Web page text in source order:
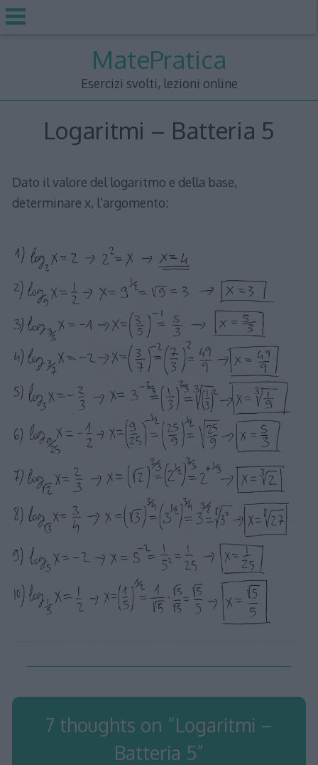
MatePratica
Esercizi svolti, lezioni online
Logaritmi – Batteria 5
Dato il valore del logaritmo e della base,
determinare x, l’argomento:
7 thoughts on “Logaritmi –
Batteria 5”